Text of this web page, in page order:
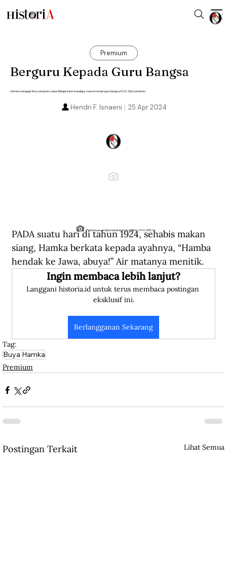
Premium
Berguru Kepada Guru Bangsa
Hamka mengejar ilmu sampai ke Jawa. Belajar Islam sekaligus marxisme dari guru bangsa H.O.S. Tjokroaminoto.
25 Apr 2024
Hendri F. Isnaeni
Pertemuan perdana Sarekat Islam di Blitar, 1914. (KITLV).
PADA suatu hari di tahun 1924, sehabis makan
siang, Hamka berkata kepada ayahnya, “Hamba
hendak ke Jawa, abuya!” Air matanya menitik.
Ingin membaca lebih lanjut?
Langgani historia.id untuk terus membaca postingan
eksklusif ini.
Berlangganan Sekarang
Tag:
Buya Hamka
Premium
Postingan Terkait Lihat Semua